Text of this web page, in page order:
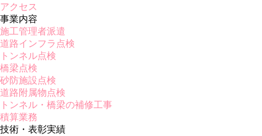
アクセス
事業内容
施工管理者派遣
道路インフラ点検
トンネル点検
橋梁点検
砂防施設点検
道路附属物点検
トンネル・橋梁の補修工事
積算業務
技術・表彰実績